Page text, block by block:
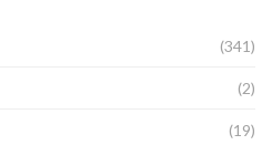
(341)
(2)
(19)